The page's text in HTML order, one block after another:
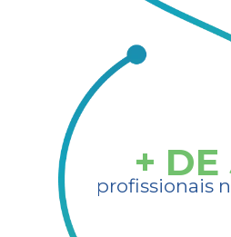
+ DE
profissionais